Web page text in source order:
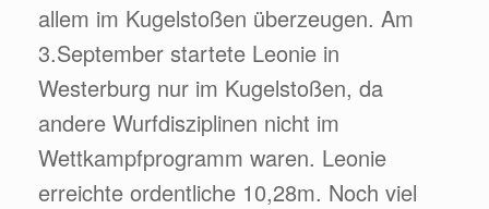
allem im Kugelstoßen überzeugen. Am
3.September startete Leonie in
Westerburg nur im Kugelstoßen, da
andere Wurfdisziplinen nicht im
Wettkampfprogramm waren. Leonie
erreichte ordentliche 10,28m. Noch viel